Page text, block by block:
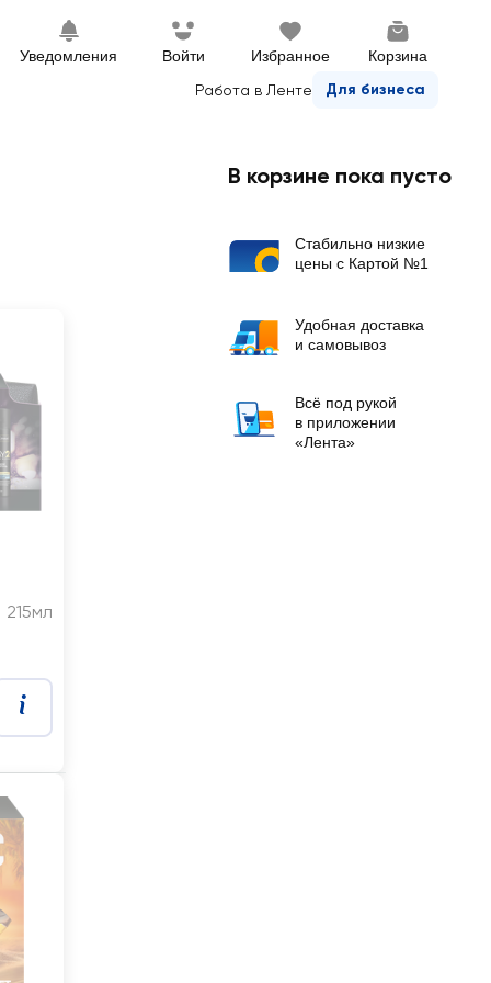
Уведомления Войти Избранное
Корзина
Работа в Ленте
Для бизнеса
215мл
В корзине пока пусто
Стабильно низкие
цены с Картой №1
Удобная доставка
и самовывоз
Всё под рукой
в приложении
«Лента»